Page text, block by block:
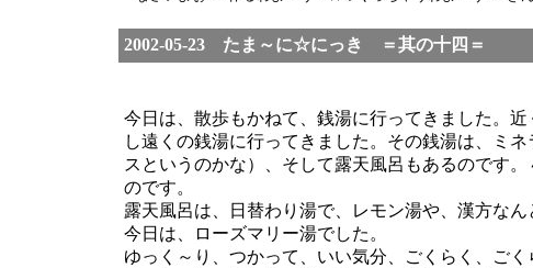
2002-05-23 たま～に☆にっき ＝其の十四＝
今日は、散歩もかねて、銭湯に行ってきました。
し遠くの銭湯に行ってきました。その銭湯は、ミ
スというのかな）、そして露天風呂もあるのです
のです。
露天風呂は、日替わり湯で、レモン湯や、漢方な
今日は、ローズマリー湯でした。
ゆっく～り、つかって、いい気分、ごくらく、ごく